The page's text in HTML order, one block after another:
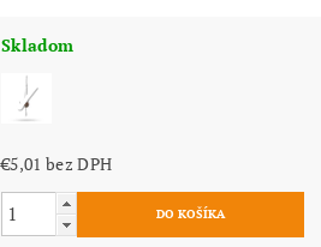
Skladom
€5,01 bez DPH